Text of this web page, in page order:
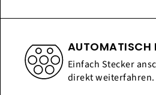
AUTOMATISCH
Einfach Stecker
direkt weiterfahren.